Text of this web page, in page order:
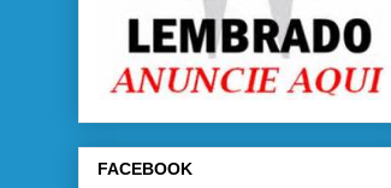
FACEBOOK